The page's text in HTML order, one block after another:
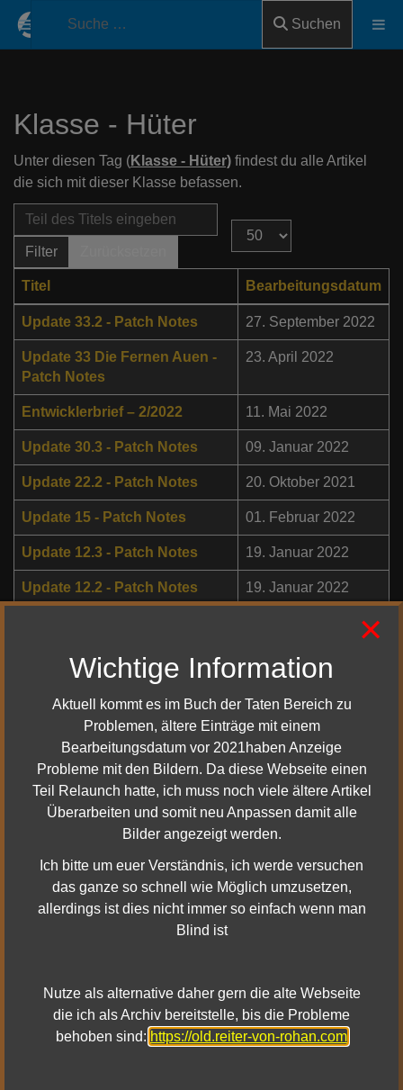
Suchen
Klasse - Hüter
Unter diesen Tag (Klasse - Hüter) findest du alle Artikel
die sich mit dieser Klasse befassen.
Teil des Titels eingeben
Filter
Anzeige #
Titel Bearbeitungsdatum
Update 33.2 - Patch Notes 27. September 2022
Update 33 Die Fernen Auen -
Patch Notes
23. April 2022
Entwicklerbrief – 2/2022 11. Mai 2022
Update 30.3 - Patch Notes 09. Januar 2022
Update 22.2 - Patch Notes 20. Oktober 2021
Update 15 - Patch Notes 01. Februar 2022
Update 12.3 - Patch Notes 19. Januar 2022
Update 12.2 - Patch Notes 19. Januar 2022
Entwicklertagebuch - Helms
Klamm - Hueter
31. Januar 2022
Update 11 - Verrat der Weißen
Hand - Patch-Notes
23. Januar 2022
Update 10.1 - Patch-Notes 02. Februar 2022
Update 10 - Patch Notes 29. Juni 2022
Update 10 - Hueter werden
beweglicher!
29. Juni 2022
Entwicklertagebuch - Update 9
Update 8 Reiter von Rohan -
23. Januar 2022
×
Wichtige Information
Aktuell kommt es im Buch der Taten Bereich zu
Problemen, ältere Einträge mit einem
Bearbeitungsdatum vor 2021haben Anzeige
Probleme mit den Bildern. Da diese Webseite einen
Teil Relaunch hatte, ich muss noch viele ältere Artikel
Überarbeiten und somit neu Anpassen damit alle
Bilder angezeigt werden.
Ich bitte um euer Verständnis, ich werde versuchen
das ganze so schnell wie Möglich umzusetzen,
allerdings ist dies nicht immer so einfach wenn man
Blind ist
Nutze als alternative daher gern die alte Webseite
die ich als Archiv bereitstelle, bis die Probleme
behoben sind: https://old.reiter-von-rohan.com